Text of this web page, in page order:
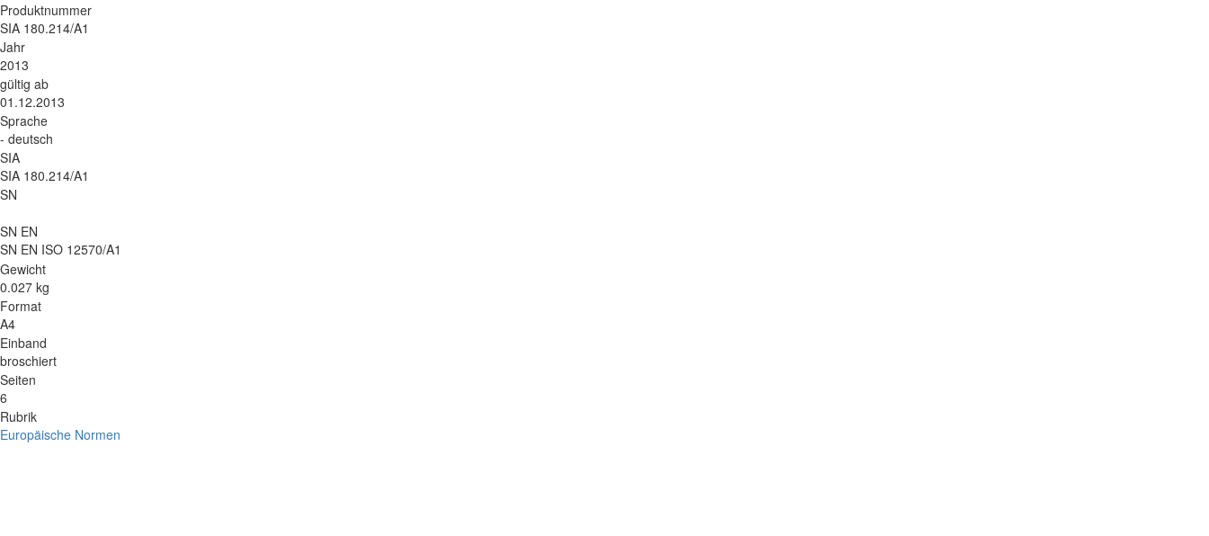
Produktnummer
SIA 180.214/A1
Jahr
2013
gültig ab
01.12.2013
Sprache
- deutsch
SIA
SIA 180.214/A1
SN
SN EN
SN EN ISO 12570/A1
Gewicht
0.027 kg
Format
A4
Einband
broschiert
Seiten
6
Rubrik
Europäische Normen